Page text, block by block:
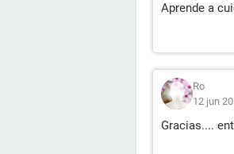
Aprende a
Ro
12 jun
Gracias....